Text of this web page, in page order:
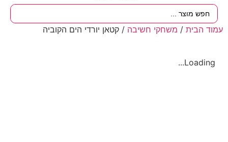
עמוד הבית / משחקי חשיבה / קטאן יורדי הים הקוביה
Loading...